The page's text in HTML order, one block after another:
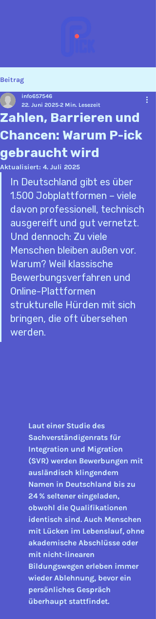
Beitrag
Zahlen, Barrieren und
Chancen: Warum P-ick
gebraucht wird
info657546
22. Juni 2025 2 Min. Lesezeit
Aktualisiert: 4. Juli 2025
In Deutschland gibt es über
1.500 Jobplattformen – viele
davon professionell, technisch
ausgereift und gut vernetzt.
Und dennoch: Zu viele
Menschen bleiben außen vor.
Warum? Weil klassische
Bewerbungsverfahren und
Online-Plattformen
strukturelle Hürden mit sich
bringen, die oft übersehen
werden.
Laut einer Studie des
Sachverständigenrats für
Integration und Migration
(SVR) werden Bewerbungen mit
ausländisch klingendem
Namen in Deutschland bis zu
24 % seltener eingeladen,
obwohl die Qualifikationen
identisch sind. Auch Menschen
mit Lücken im Lebenslauf, ohne
akademische Abschlüsse oder
mit nicht-linearen
Bildungswegen erleben immer
wieder Ablehnung, bevor ein
persönliches Gespräch
überhaupt stattfindet.